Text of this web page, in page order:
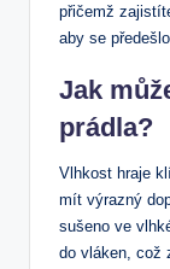
přičemž
aby se
Jak
prádla?
Vlhkost hraje
mít výrazný
sušeno ve
do vláken, což